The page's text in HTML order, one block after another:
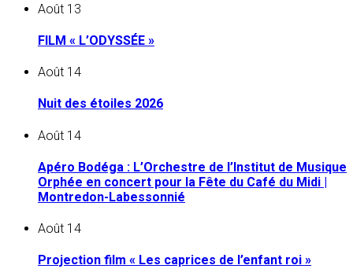
Août 13
FILM « L’ODYSSÉE »
Août 14
Nuit des étoiles 2026
Août 14
Apéro Bodéga : L’Orchestre de l’Institut de Musique
Orphée en concert pour la Fête du Café du Midi |
Montredon-Labessonnié
Août 14
Projection film « Les caprices de l’enfant roi »